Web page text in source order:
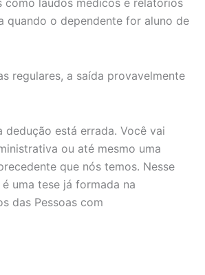
laudos médicos e relatórios
quando o dependente for aluno de
regulares, a saída provavelmente
dedução está errada. Você vai
ou até mesmo uma
que nós temos. Nesse
uma tese já formada na
das Pessoas com